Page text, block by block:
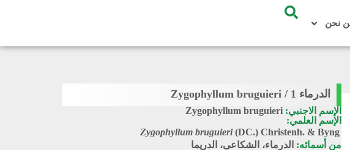
نحن
الدرماء 1 / Zygophyllum bruguieri
الإسم الاجنبي: Zygophyllum bruguieri
الإسم العلمي:
Zygophyllum bruguieri (DC.) Christenh. & Byng
من أسمائه: الدرماء، الشكاعى، الدريما